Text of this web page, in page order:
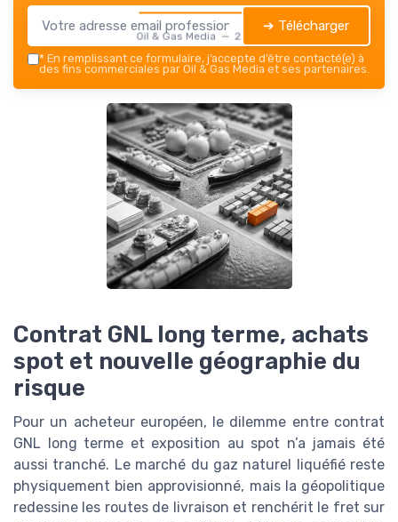
Oil & Gas Media — 2026
➔ Télécharger
* En remplissant ce formulaire, j’accepte d’être contacté(e) à
des fins commerciales par Oil & Gas Media et ses partenaires.
Contrat GNL long terme, achats
spot et nouvelle géographie du
risque
Pour un acheteur européen, le dilemme entre contrat
GNL long terme et exposition au spot n’a jamais été
aussi tranché. Le marché du gaz naturel liquéfié reste
physiquement bien approvisionné, mais la géopolitique
redessine les routes de livraison et renchérit le fret sur